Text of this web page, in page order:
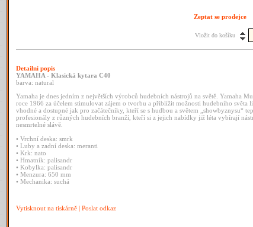
Zeptat se prodejce
Vložit do košíku
Detailní popis
YAMAHA - Klasická kytara C40
barva: natural
Yamaha je dnes jedním z největších výrobců hudebních nástrojů na světě. Yamaha
roce 1966 za účelem stimulovat zájem o tvorbu a přiblížit možnosti hudebního světa
vhodné a dostupné jak pro začátečníky, kteří se s hudbou a světem „showbyznysu“
profesionály z různých hudebních branží, kteří si z jejich nabídky již léta vybírají
nesmrtelné slávě.
• Vrchní deska: smrk
• Luby a zadní deska: meranti
• Krk: nato
• Hmatník: palisandr
• Kobylka: palisandr
• Menzura: 650 mm
• Mechanika: suchá
Vytisknout na tiskárně | Poslat odkaz